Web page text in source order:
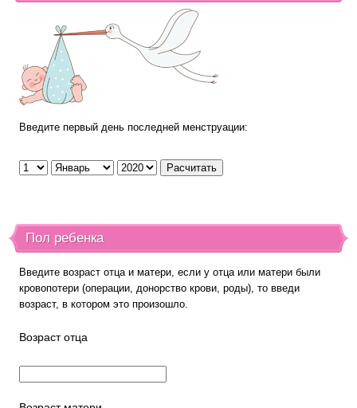
Введите первый день последней менструации:
Пол ребенка
Введите возраст отца и матери, если у отца или матери были
кровопотери (операции, донорство крови, роды), то введи
возраст, в котором это произошло.
Возраст отца